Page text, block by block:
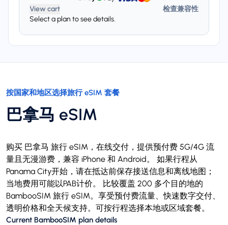
View cart
检查兼容性
Select a plan to see details.
按国家和地区选择旅行 eSIM 套餐
巴拿马 eSIM
购买 巴拿马 旅行 eSIM，在线交付，提供预付费 5G/4G 流
量且无漫游费，兼容 iPhone 和 Android。 如果行程从
Panama City开始，请在抵达前保存接送信息和离线地图；
当地费用可能以PAB计价。 比较覆盖 200 多个目的地的
BambooSIM 旅行 eSIM。享受预付费流量、快速数字交付、
透明价格和全天候支持。可按行程选择本地或区域套餐。
Current BambooSIM plan details